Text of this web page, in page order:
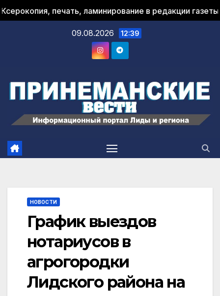
печать, ламинирование в редакции газеты
09.08.2026 12:39
НОВОСТИ
График выездов
нотариусов в
агрогородки
Лидского района на